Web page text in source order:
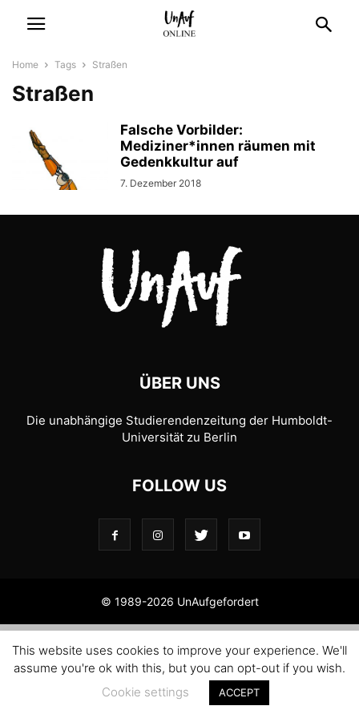
Home Tags Straßen
Straßen
Falsche Vorbilder:
Mediziner*innen räumen mit
Gedenkkultur auf
7. Dezember 2018
ÜBER UNS
Die unabhängige Studierendenzeitung der Humboldt-
Universität zu Berlin
FOLLOW US
© 1989-2026 UnAufgefordert
This website uses cookies to improve your experience. We'll
assume you're ok with this, but you can opt-out if you wish.
Cookie settings
ACCEPT